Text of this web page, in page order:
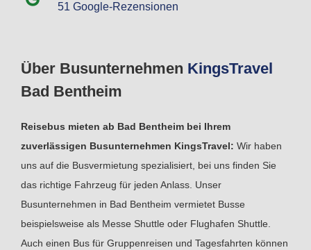
Über Busunternehmen KingsTravel
Bad Bentheim
Reisebus mieten ab Bad Bentheim bei Ihrem
zuverlässigen Busunternehmen KingsTravel: Wir haben
uns auf die Busvermietung spezialisiert, bei uns finden Sie
das richtige Fahrzeug für jeden Anlass. Unser
Busunternehmen in Bad Bentheim vermietet Busse
beispielsweise als Messe Shuttle oder Flughafen Shuttle.
Auch einen Bus für Gruppenreisen und Tagesfahrten können
51 Google-Rezensionen